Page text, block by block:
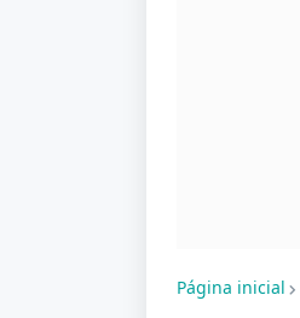
Página inicial